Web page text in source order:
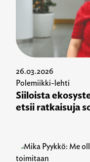
26.03.2026
Polemiikki-lehti
Siiloista
etsii ratkaisuja